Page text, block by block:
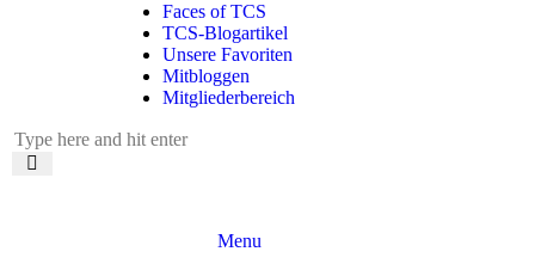
Faces of TCS
TCS-Blogartikel
Unsere Favoriten
Mitbloggen
Mitgliederbereich
Menu